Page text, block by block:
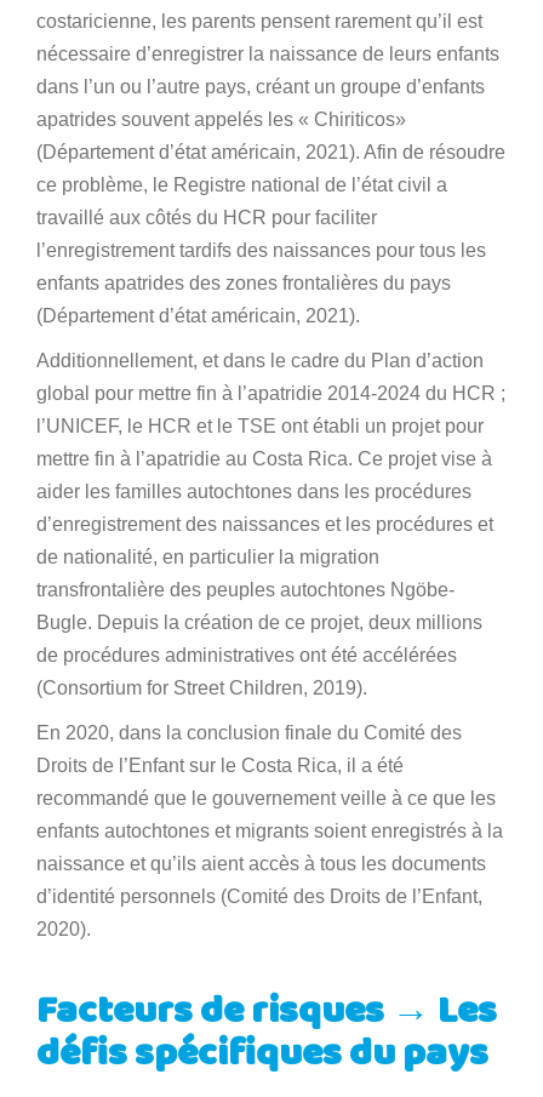
costaricienne, les parents pensent rarement qu’il est
nécessaire d’enregistrer la naissance de leurs enfants
dans l’un ou l’autre pays, créant un groupe d’enfants
apatrides souvent appelés les « Chiriticos»
(Département d’état américain, 2021). Afin de résoudre
ce problème, le Registre national de l’état civil a
travaillé aux côtés du HCR pour faciliter
l’enregistrement tardifs des naissances pour tous les
enfants apatrides des zones frontalières du pays
(Département d’état américain, 2021).
Additionnellement, et dans le cadre du Plan d’action
global pour mettre fin à l’apatridie 2014-2024 du HCR ;
l’UNICEF, le HCR et le TSE ont établi un projet pour
mettre fin à l’apatridie au Costa Rica. Ce projet vise à
aider les familles autochtones dans les procédures
d’enregistrement des naissances et les procédures et
de nationalité, en particulier la migration
transfrontalière des peuples autochtones Ngöbe-
Bugle. Depuis la création de ce projet, deux millions
de procédures administratives ont été accélérées
(Consortium for Street Children, 2019).
En 2020, dans la conclusion finale du Comité des
Droits de l’Enfant sur le Costa Rica, il a été
recommandé que le gouvernement veille à ce que les
enfants autochtones et migrants soient enregistrés à la
naissance et qu’ils aient accès à tous les documents
d’identité personnels (Comité des Droits de l’Enfant,
2020).
Facteurs de risques → Les
défis spécifiques du pays